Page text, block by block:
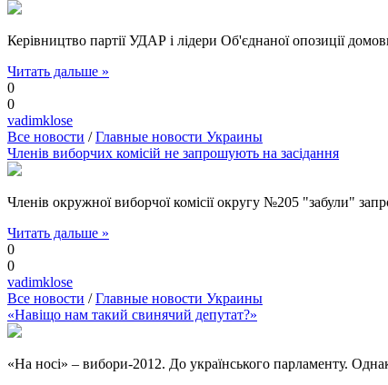
Керівництво партії УДАР і лідери Об'єднаної опозиції
Читать дальше »
0
0
vadimklose
Все новости /Главные новости Украины
Членів виборчих комісій не запрошують на засідання
Членів окружної виборчої комісії округу №205 "забули"
Читать дальше »
0
0
vadimklose
Все новости /Главные новости Украины
«Навіщо нам такий свинячий депутат?»
«На носі» – вибори-2012. До українського парламенту.